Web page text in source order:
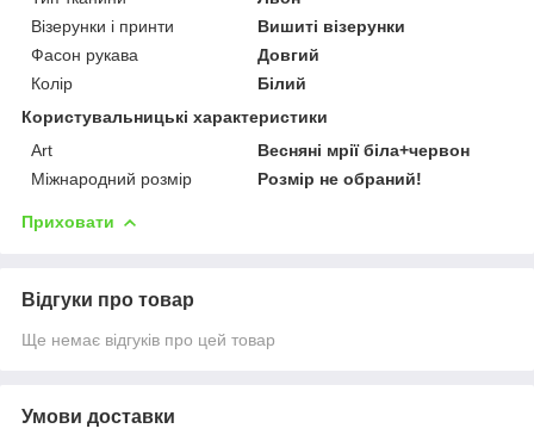
Візерунки і принти
Вишиті візерунки
Фасон рукава
Довгий
Колір
Білий
Користувальницькі характеристики
Art
Весняні мрії біла+червон
Міжнародний розмір
Розмір не обраний!
Приховати
Відгуки про товар
Ще немає відгуків про цей товар
Умови доставки